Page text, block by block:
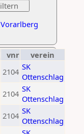
Vorarlberg
vnr
verein
2104 SK
Ottenschlag
2104 SK
Ottenschlag
2104 SK
Ottenschlag